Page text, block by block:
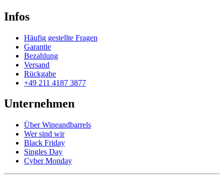
Infos
Häufig gestellte Fragen
Garantie
Bezahlung
Versand
Rückgabe
+49 211 4187 3877
Unternehmen
Über Wineandbarrels
Wer sind wir
Black Friday
Singles Day
Cyber Monday